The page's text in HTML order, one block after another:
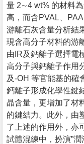
量 2∼4 wt% 的材料
高，而含PVAL、
游離石灰含量分析結
現含高分子材料的游
由IR及鈣離子選擇電
高分子與鈣離子作用
及-OH 等官能基的確
鈣離子形成化學性鍵
晶含量，更增加了材
的鍵結力。此外，由
了上述的作用外，亦
試體混練中，扮演”